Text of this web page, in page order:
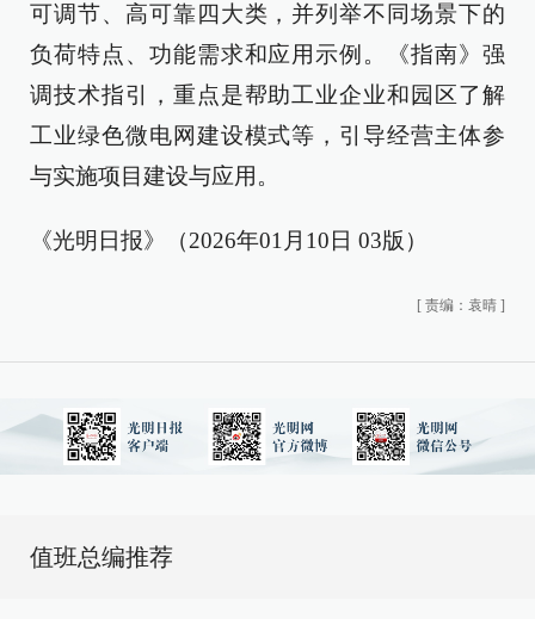
可调节、高可靠四大类，并列举不同场景下的
负荷特点、功能需求和应用示例。《指南》强
调技术指引，重点是帮助工业企业和园区了解
工业绿色微电网建设模式等，引导经营主体参
与实施项目建设与应用。
《光明日报》（2026年01月10日 03版）
[ 责编：袁晴 ]
值班总编推荐